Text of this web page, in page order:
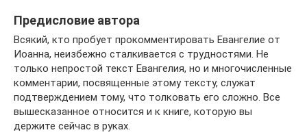
Предисловие автора
Всякий, кто пробует прокомментировать Евангелие от
Иоанна, неизбежно сталкивается с трудностями. Не
только непростой текст Евангелия, но и многочисленные
комментарии, посвященные этому тексту, служат
подтверждением тому, что толковать его сложно. Все
вышесказанное относится и к книге, которую вы
держите сейчас в руках.